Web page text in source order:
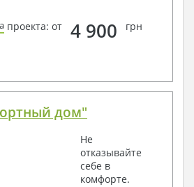
проекта: от 4 900 грн
дом"
Не
отказывайте
себе в
комфорте.